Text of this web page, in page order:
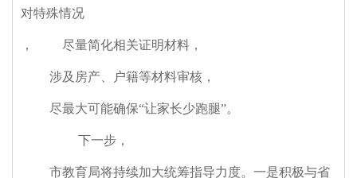
对特殊情况
， 尽量简化相关证明材料 ，
涉及房产、户籍等材料审核 ，
尽最大可能确保“让家长少跑腿”。
下一步 ，
市教育局将持续加大统筹指导力度。一是积极与省